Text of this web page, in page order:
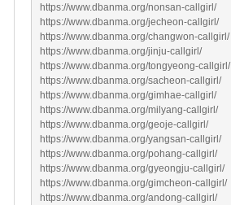
https://www.dbanma.org/nonsan-callgirl/
https://www.dbanma.org/jecheon-callgirl/
https://www.dbanma.org/changwon-callgirl/
https://www.dbanma.org/jinju-callgirl/
https://www.dbanma.org/tongyeong-callgirl/
https://www.dbanma.org/sacheon-callgirl/
https://www.dbanma.org/gimhae-callgirl/
https://www.dbanma.org/milyang-callgirl/
https://www.dbanma.org/geoje-callgirl/
https://www.dbanma.org/yangsan-callgirl/
https://www.dbanma.org/pohang-callgirl/
https://www.dbanma.org/gyeongju-callgirl/
https://www.dbanma.org/gimcheon-callgirl/
https://www.dbanma.org/andong-callgirl/